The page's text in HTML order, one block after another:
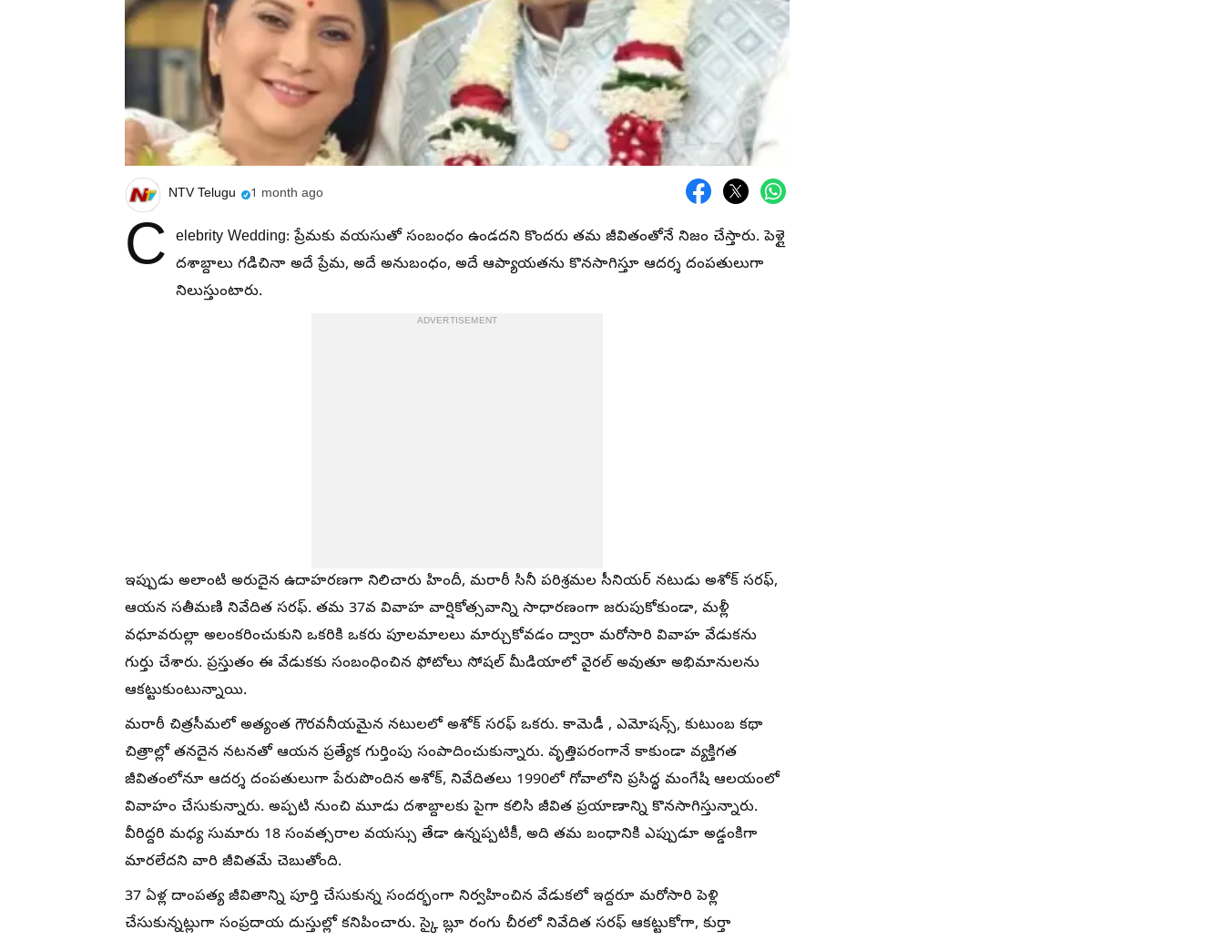
NTV Telugu 1 month ago
C elebrity Wedding: ప్రేమకు వయసుతో సంబంధం ఉండదని కొందరు తమ జీవితంతోనే నిజం చేస్తారు. పెళ్లై
దశాబ్దాలు గడిచినా అదే ప్రేమ, అదే అనుబంధం, అదే ఆప్యాయతను కొనసాగిస్తూ ఆదర్శ దంపతులుగా
నిలుస్తుంటారు.
ADVERTISEMENT
ఇప్పుడు అలాంటి అరుదైన ఉదాహరణగా నిలిచారు హిందీ, మరాఠీ సినీ పరిశ్రమల సీనియర్ నటుడు అశోక్ సరఫ్,
ఆయన సతీమణి నివేదిత సరఫ్. తమ 37వ వివాహ వార్షికోత్సవాన్ని సాధారణంగా జరుపుకోకుండా, మళ్లీ
వధూవరుల్లా అలంకరించుకుని ఒకరికి ఒకరు పూలమాలలు మార్చుకోవడం ద్వారా మరోసారి వివాహ వేడుకను
గుర్తు చేశారు. ప్రస్తుతం ఈ వేడుకకు సంబంధించిన ఫోటోలు సోషల్ మీడియాలో వైరల్ అవుతూ అభిమానులను
ఆకట్టుకుంటున్నాయి.
మరాఠీ చిత్రసీమలో అత్యంత గౌరవనీయమైన నటులలో అశోక్ సరఫ్ ఒకరు. కామెడీ , ఎమోషన్స్, కుటుంబ కథా
చిత్రాల్లో తనదైన నటనతో ఆయన ప్రత్యేక గుర్తింపు సంపాదించుకున్నారు. వృత్తిపరంగానే కాకుండా వ్యక్తిగత
జీవితంలోనూ ఆదర్శ దంపతులుగా పేరుపొందిన అశోక్, నివేదితలు 1990లో గోవాలోని ప్రసిద్ధ మంగేషి ఆలయంలో
వివాహం చేసుకున్నారు. అప్పటి నుంచి మూడు దశాబ్దాలకు పైగా కలిసి జీవిత ప్రయాణాన్ని కొనసాగిస్తున్నారు.
వీరిద్దరి మధ్య సుమారు 18 సంవత్సరాల వయస్సు తేడా ఉన్నప్పటికీ, అది తమ బంధానికి ఎప్పుడూ అడ్డంకిగా
మారలేదని వారి జీవితమే చెబుతోంది.
37 ఏళ్ల దాంపత్య జీవితాన్ని పూర్తి చేసుకున్న సందర్భంగా నిర్వహించిన వేడుకలో ఇద్దరూ మరోసారి పెళ్లి
చేసుకున్నట్లుగా సంప్రదాయ దుస్తుల్లో కనిపించారు. స్కై బ్లూ రంగు చీరలో నివేదిత సరఫ్ ఆకట్టుకోగా, కుర్తా